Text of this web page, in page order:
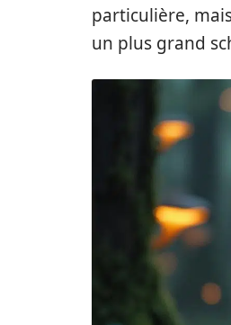
particulière,
un plus grand